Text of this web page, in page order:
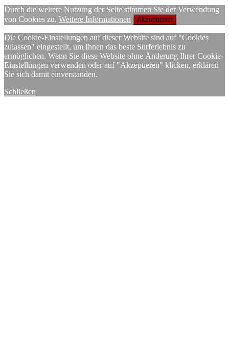
Durch die weitere Nutzung der Seite stimmen Sie der Verwendung
von Cookies zu. Weitere Informationen Akzeptieren
Die Cookie-Einstellungen auf dieser Website sind auf "Cookies
zulassen" eingestellt, um Ihnen das beste Surferlebnis zu
ermöglichen. Wenn Sie diese Website ohne Änderung Ihrer Cookie-
Einstellungen verwenden oder auf "Akzeptieren" klicken, erklären
Sie sich damit einverstanden.
Schließen